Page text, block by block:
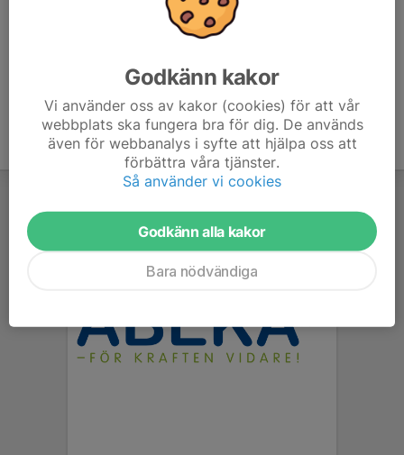
Godkänn kakor
Vi använder oss av kakor (cookies) för att vår
webbplats ska fungera bra för dig. De används
även för webbanalys i syfte att hjälpa oss att
förbättra våra tjänster.
Så använder vi cookies
Godkänn alla kakor
Bara nödvändiga